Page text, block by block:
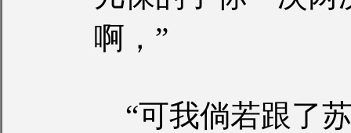
啊，”
“可我倘若跟了